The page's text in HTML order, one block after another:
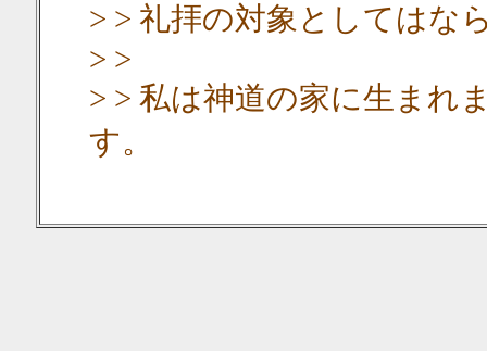
> > 礼拝の対象としてはな
> >
> > 私は神道の家に生まれ
す。